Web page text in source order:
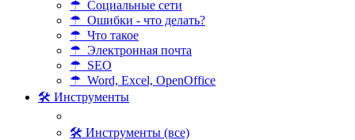
☂ Социальные сети
☂ Ошибки - что делать?
☂ Что такое
☂ Электронная почта
☂ SEO
☂ Word, Excel, OpenOffice
🛠 Инструменты
🛠 Инструменты (все)